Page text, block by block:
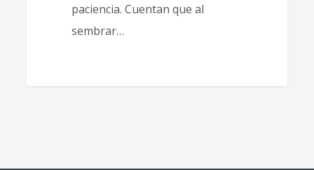
paciencia. Cuentan que al
sembrar…